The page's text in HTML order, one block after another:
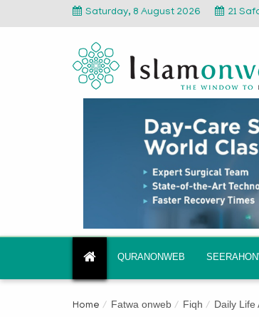
Saturday, 8 August 2026 21
QURANONWEB
Home Fatwa onweb Fiqh Daily Life